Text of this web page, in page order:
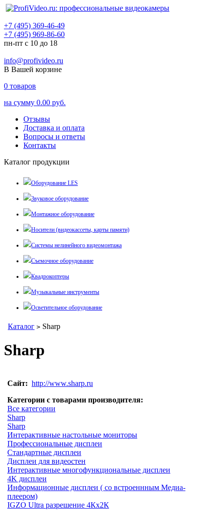
+7 (495) 369-46-49
+7 (495) 969-86-60
пн-пт с 10 до 18
info@profivideo.ru
В Вашей корзине
0 товаров
на сумму 0.00 руб.
Отзывы
Доставка и оплата
Вопросы и ответы
Контакты
Каталог продукции
Оборудование LES
Звуковое оборудование
Монтажное оборудование
Носители (видеокассеты, карты памяти)
Системы нелинейного видеомонтажа
Съемочное оборудование
Квадрокоптеры
Музыкальные инструменты
Осветительное оборудование
Каталог > Sharp
Sharp
Сайт: http://www.sharp.ru
Категории с товарами производителя:
Все категории
Sharp
Sharp
Интерактивные настольные мониторы
Профессиональные дисплеи
Стандартные дисплеи
Дисплеи для видеостен
Интерактивные многофункциональные дисплеи
4K дисплеи
Информационные дисплеи ( со встроеннным Медиа-
плеером)
IGZO Ultra разрешение 4Кх2К